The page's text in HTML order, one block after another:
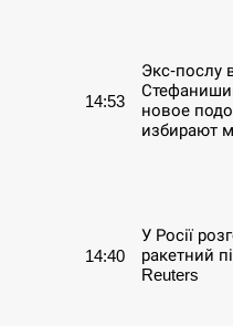
14:53
Экс-послу
новое
избирают
14:40
У Росії
ракетний
Reuters